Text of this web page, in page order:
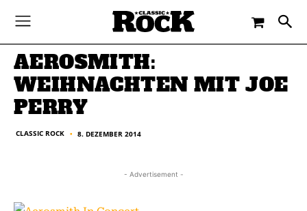
CLASSIC ROCK - 8. DEZEMBER 2014
AEROSMITH:
WEIHNACHTEN MIT JOE
PERRY
CLASSIC ROCK ■ 8. DEZEMBER 2014
- Advertisement -